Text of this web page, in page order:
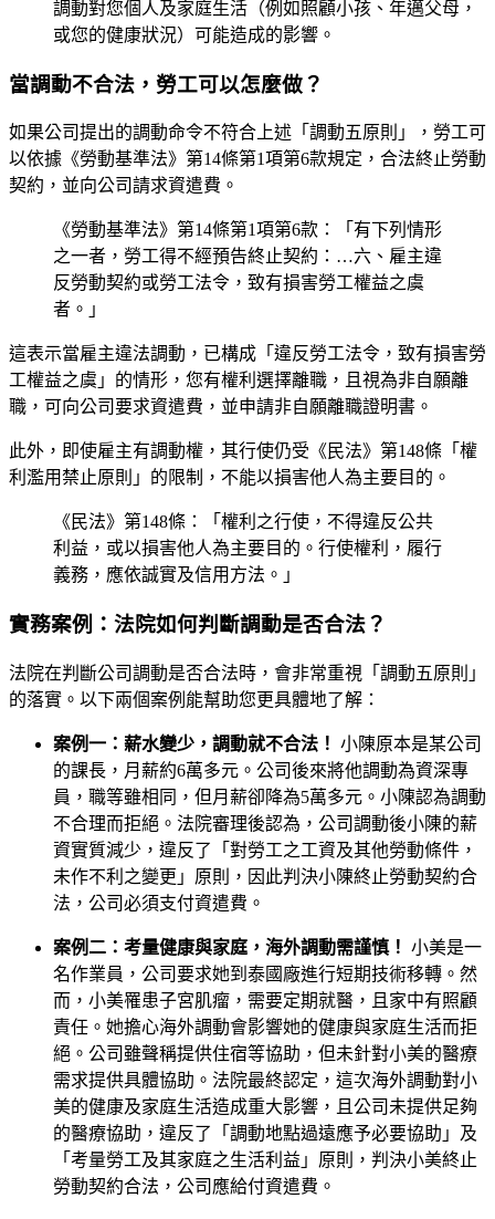
調動對您個人及家庭生活（例如照顧小孩、年邁父母，
或您的健康狀況）可能造成的影響。
當調動不合法，勞工可以怎麼做？
如果公司提出的調動命令不符合上述「調動五原則」，勞工可
以依據《勞動基準法》第14條第1項第6款規定，合法終止勞動
契約，並向公司請求資遣費。
《勞動基準法》第14條第1項第6款：「有下列情形
之一者，勞工得不經預告終止契約：…六、雇主違
反勞動契約或勞工法令，致有損害勞工權益之虞
者。」
這表示當雇主違法調動，已構成「違反勞工法令，致有損害勞
工權益之虞」的情形，您有權利選擇離職，且視為非自願離
職，可向公司要求資遣費，並申請非自願離職證明書。
此外，即使雇主有調動權，其行使仍受《民法》第148條「權
利濫用禁止原則」的限制，不能以損害他人為主要目的。
《民法》第148條：「權利之行使，不得違反公共
利益，或以損害他人為主要目的。行使權利，履行
義務，應依誠實及信用方法。」
實務案例：法院如何判斷調動是否合法？
法院在判斷公司調動是否合法時，會非常重視「調動五原則」
的落實。以下兩個案例能幫助您更具體地了解：
案例一：薪水變少，調動就不合法！ 小陳原本是某公司
的課長，月薪約6萬多元。公司後來將他調動為資深專
員，職等雖相同，但月薪卻降為5萬多元。小陳認為調動
不合理而拒絕。法院審理後認為，公司調動後小陳的薪
資實質減少，違反了「對勞工之工資及其他勞動條件，
未作不利之變更」原則，因此判決小陳終止勞動契約合
法，公司必須支付資遣費。
案例二：考量健康與家庭，海外調動需謹慎！ 小美是一
名作業員，公司要求她到泰國廠進行短期技術移轉。然
而，小美罹患子宮肌瘤，需要定期就醫，且家中有照顧
責任。她擔心海外調動會影響她的健康與家庭生活而拒
絕。公司雖聲稱提供住宿等協助，但未針對小美的醫療
需求提供具體協助。法院最終認定，這次海外調動對小
美的健康及家庭生活造成重大影響，且公司未提供足夠
的醫療協助，違反了「調動地點過遠應予必要協助」及
「考量勞工及其家庭之生活利益」原則，判決小美終止
勞動契約合法，公司應給付資遣費。